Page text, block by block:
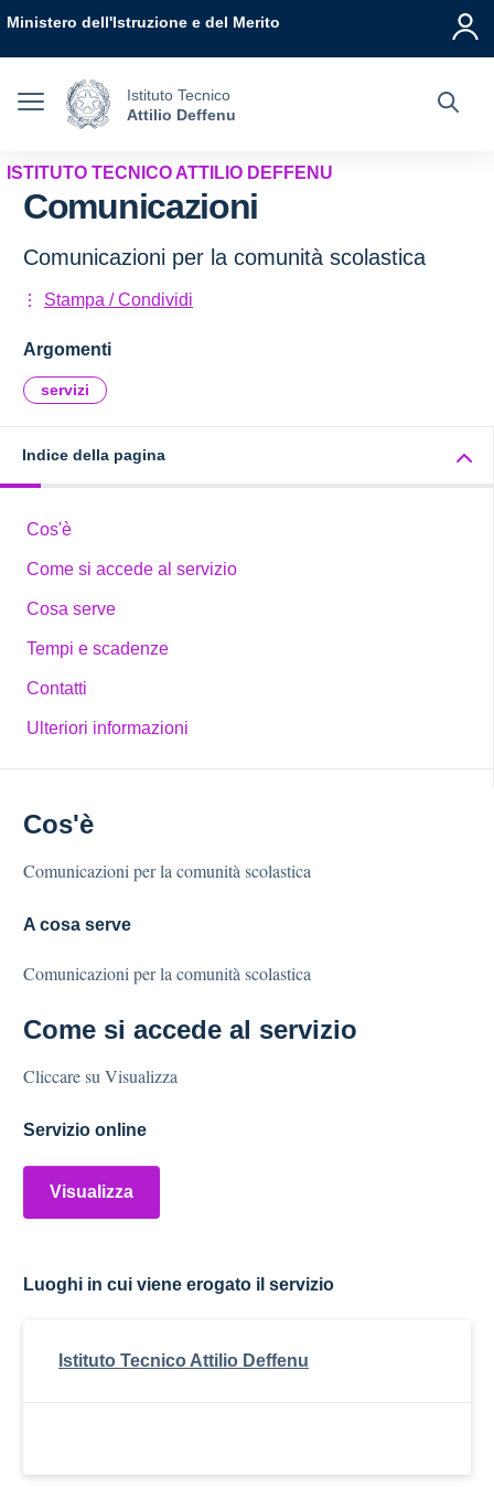
Ministero dell'Istruzione e del Merito
Istituto Tecnico
Attilio Deffenu
ISTITUTO TECNICO ATTILIO DEFFENU
Comunicazioni
Comunicazioni per la comunità scolastica
Stampa / Condividi
Argomenti
servizi
Indice della pagina
Cos'è
Come si accede al servizio
Cosa serve
Tempi e scadenze
Contatti
Ulteriori informazioni
Cos'è
Comunicazioni per la comunità scolastica
A cosa serve
Comunicazioni per la comunità scolastica
Come si accede al servizio
Cliccare su Visualizza
Servizio online
Visualizza
Luoghi in cui viene erogato il servizio
Istituto Tecnico Attilio Deffenu